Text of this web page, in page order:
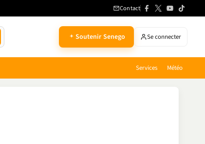
Contact
Soutenir Senego Se connecter
Services Météo